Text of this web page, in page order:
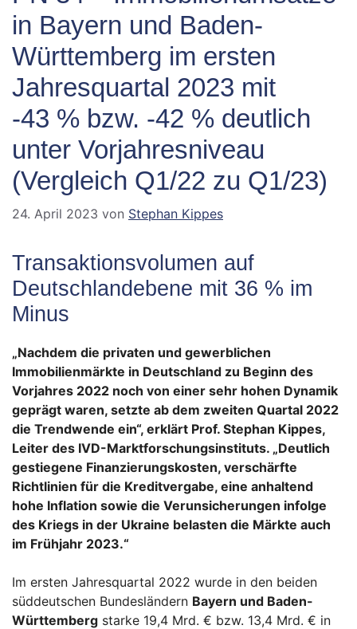
in Bayern und Baden-
Württemberg im ersten
Jahresquartal 2023 mit
-43 % bzw. -42 % deutlich
unter Vorjahresniveau
(Vergleich Q1/22 zu Q1/23)
24. April 2023 von Stephan Kippes
Transaktionsvolumen auf
Deutschlandebene mit 36 % im
Minus
„Nachdem die privaten und gewerblichen
Immobilienmärkte in Deutschland zu Beginn des
Vorjahres 2022 noch von einer sehr hohen Dynamik
geprägt waren, setzte ab dem zweiten Quartal 2022
die Trendwende ein“, erklärt Prof. Stephan Kippes,
Leiter des IVD-Marktforschungsinstituts. „Deutlich
gestiegene Finanzierungskosten, verschärfte
Richtlinien für die Kreditvergabe, eine anhaltend
hohe Inflation sowie die Verunsicherungen infolge
des Kriegs in der Ukraine belasten die Märkte auch
im Frühjahr 2023.“
Im ersten Jahresquartal 2022 wurde in den beiden
süddeutschen Bundesländern Bayern und Baden-
Württemberg starke 19,4 Mrd. € bzw. 13,4 Mrd. € in